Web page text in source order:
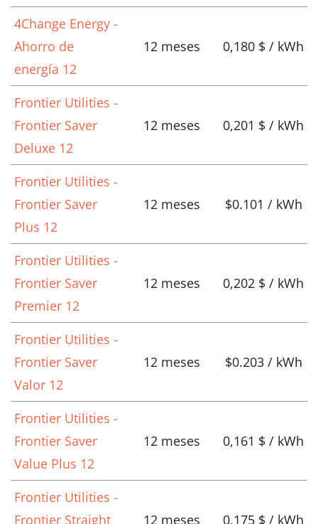
4Change Energy -
Ahorro de
energía 12
12 meses 0,180 $ / kWh
Frontier Utilities -
Frontier Saver
Deluxe 12
12 meses 0,201 $ / kWh
Frontier Utilities -
Frontier Saver
Plus 12
12 meses $0.101 / kWh
Frontier Utilities -
Frontier Saver
Premier 12
12 meses 0,202 $ / kWh
Frontier Utilities -
Frontier Saver
Valor 12
12 meses $0.203 / kWh
Frontier Utilities -
Frontier Saver
Value Plus 12
12 meses 0,161 $ / kWh
Frontier Utilities -
Frontier Straight
12 meses 0,175 $ / kWh